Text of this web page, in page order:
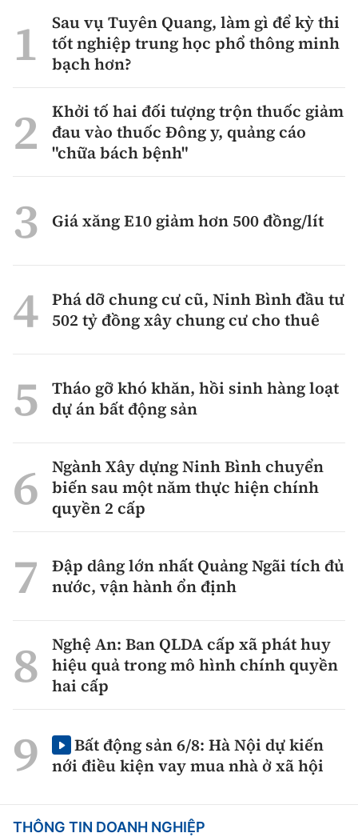
Sau vụ Tuyên Quang, làm gì để kỳ thi
tốt nghiệp trung học phổ thông minh
bạch hơn?
Khởi tố hai đối tượng trộn thuốc giảm
đau vào thuốc Đông y, quảng cáo
"chữa bách bệnh"
Giá xăng E10 giảm hơn 500 đồng/lít
Phá dỡ chung cư cũ, Ninh Bình đầu tư
502 tỷ đồng xây chung cư cho thuê
Tháo gỡ khó khăn, hồi sinh hàng loạt
dự án bất động sản
Ngành Xây dựng Ninh Bình chuyển
biến sau một năm thực hiện chính
quyền 2 cấp
Đập dâng lớn nhất Quảng Ngãi tích đủ
nước, vận hành ổn định
Nghệ An: Ban QLDA cấp xã phát huy
hiệu quả trong mô hình chính quyền
hai cấp
Bất động sản 6/8: Hà Nội dự kiến
nới điều kiện vay mua nhà ở xã hội
THÔNG TIN DOANH NGHIỆP